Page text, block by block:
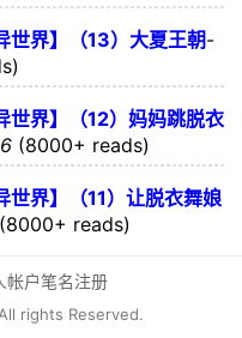
世界】（13）大夏王朝-
世界】（12）妈妈跳脱衣
(8000+ reads)
世界】（11）让脱衣舞娘
(8000+ reads)
帐户笔名注册
rights Reserved.